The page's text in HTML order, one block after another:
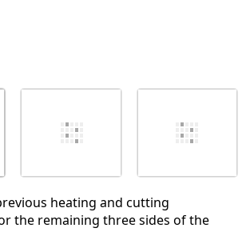
heating and cutting
the remaining three sides of the